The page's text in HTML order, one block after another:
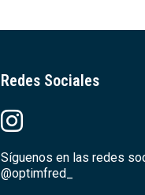
Redes Sociales
Síguenos en las redes
@optimfred_